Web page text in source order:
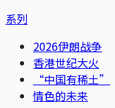
系列
2026伊朗战争
香港世纪大火
“中国有稀土”
情色的未来